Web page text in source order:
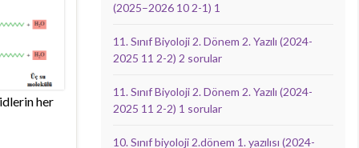
her
(2025–2026 10 2-1) 1
11. Sınıf Biyoloji 2. Dönem 2. Yazılı (2024-
2025 11 2-2) 2 sorular
11. Sınıf Biyoloji 2. Dönem 2. Yazılı (2024-
2025 11 2-2) 1 sorular
10. Sınıf biyoloji 2.dönem 1. yazılısı (2024-